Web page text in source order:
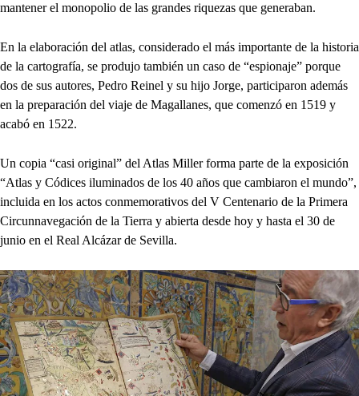
mantener el monopolio de las grandes riquezas que generaban.
En la elaboración del atlas, considerado el más importante de la historia
de la cartografía, se produjo también un caso de “espionaje” porque
dos de sus autores, Pedro Reinel y su hijo Jorge, participaron además
en la preparación del viaje de Magallanes, que comenzó en 1519 y
acabó en 1522.
Un copia “casi original” del Atlas Miller forma parte de la exposición
“Atlas y Códices iluminados de los 40 años que cambiaron el mundo”,
incluida en los actos conmemorativos del V Centenario de la Primera
Circunnavegación de la Tierra y abierta desde hoy y hasta el 30 de
junio en el Real Alcázar de Sevilla.